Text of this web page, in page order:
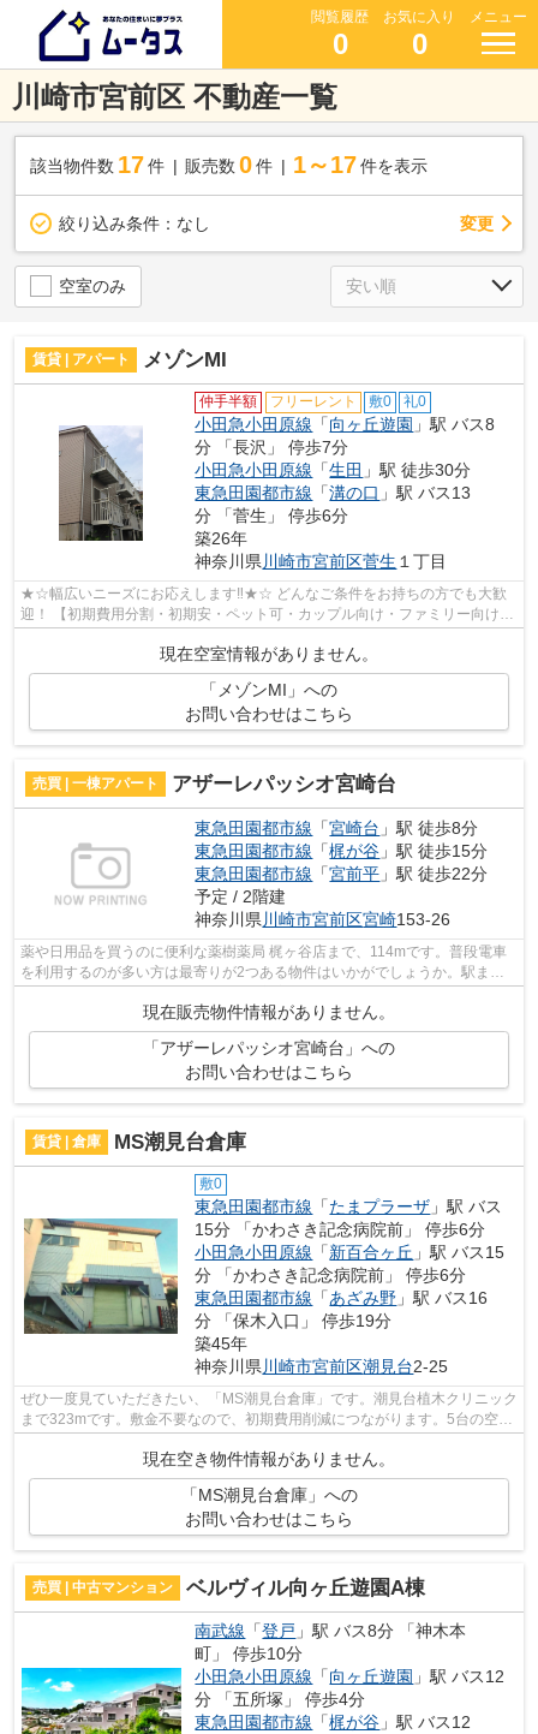
閲覧履歴
0
お気に入り
0
メニュー
川崎市宮前区 不動産一覧
該当物件数 17件 販売数 0 件 1～17 件を表示
絞り込み条件： なし 変更
空室のみ
賃貸 | アパート メゾンMI
仲手半額 フリーレント 敷0 礼0
小田急小田原線 「向ヶ丘遊園 」駅 バス8
分 「長沢」 停歩7分
小田急小田原線 「生田 」駅 徒歩30分
東急田園都市線 「溝の口 」駅 バス13
分 「菅生」 停歩6分
築26年
神奈川県川崎市宮前区菅生 １丁目
★☆幅広いニーズにお応えします‼★☆ どんなご条件をお持ちの方でも大歓
迎！ 【初期費用分割・初期安・ペット可・カップル向け・ファミリー向け・
現在空室情報がありません。
「メゾンMI」への
お問い合わせはこちら
売買 | 一棟アパート アザーレパッシオ宮崎台
東急田園都市線 「宮崎台 」駅 徒歩8分
東急田園都市線 「梶が谷 」駅 徒歩15分
東急田園都市線 「宮前平 」駅 徒歩22分
予定 / 2階建
神奈川県 川崎市宮前区宮崎153-26
薬や日用品を買うのに便利な薬樹薬局 梶ヶ谷店まで、114mです。普段電車
を利用するのが多い方は最寄りが2つある物件はいかがでしょうか。駅まで
現在販売物件情報がありません。
「アザーレパッシオ宮崎台」への
お問い合わせはこちら
賃貸 | 倉庫 MS潮見台倉庫
敷0
東急田園都市線 「たまプラーザ 」駅 バス
15分 「かわさき記念病院前」 停歩6分
小田急小田原線 「新百合ヶ丘 」駅 バス15
分 「かわさき記念病院前」 停歩6分
東急田園都市線 「あざみ野 」駅 バス16
分 「保木入口」 停歩19分
築45年
神奈川県 川崎市宮前区潮見台2-25
ぜひ一度見ていただきたい、「MS潮見台倉庫」です。潮見台植木クリニック
まで323mです。敷金不要なので、初期費用削減につながります。5台の空き
がただいま駐車エリアにあります。賃料...
現在空き物件情報がありません。
「MS潮見台倉庫」への
お問い合わせはこちら
売買 | 中古マンション ベルヴィル向ヶ丘遊園A棟
南武線 「登戸 」駅 バス8分 「神木本
町」 停歩10分
小田急小田原線 「向ヶ丘遊園 」駅 バス12
分 「五所塚」 停歩4分
東急田園都市線 「梶が谷 」駅 バス12